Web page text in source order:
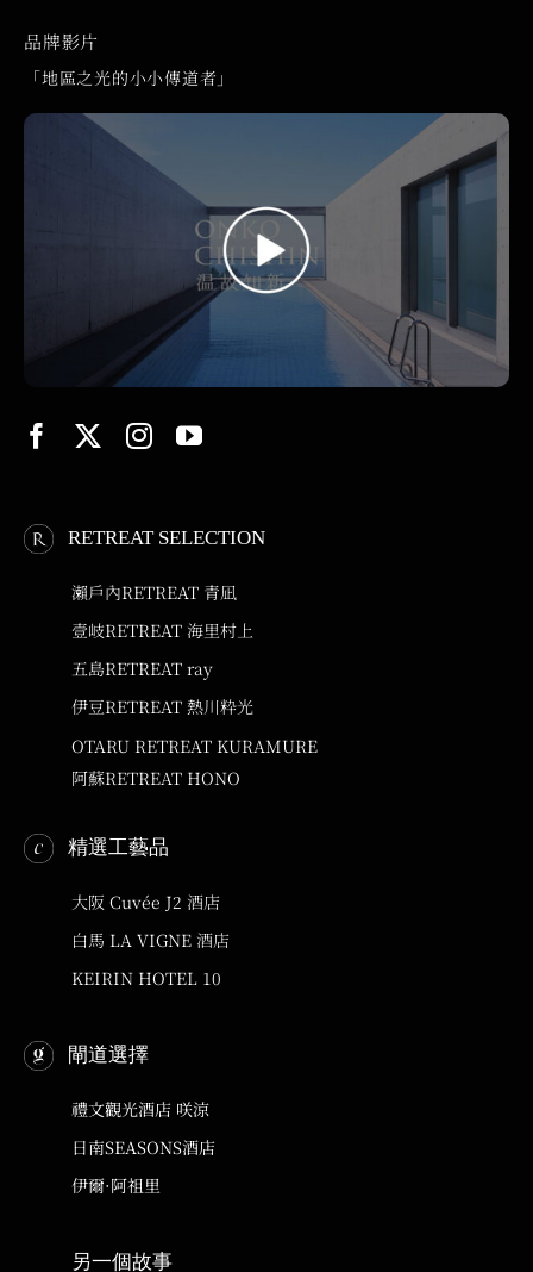
品牌影片
「地區之光的小小傳道者」
RETREAT SELECTION
瀨戶內RETREAT 青凪
壹岐RETREAT 海里村上
五島RETREAT ray
伊豆RETREAT 熱川粋光
OTARU RETREAT KURAMURE
阿蘇RETREAT HONO
精選工藝品
大阪 Cuvée J2 酒店
白馬 LA VIGNE 酒店
KEIRIN HOTEL 10
閘道選擇
禮文觀光酒店 咲涼
日南SEASONS酒店
伊爾·阿祖里
另一個故事